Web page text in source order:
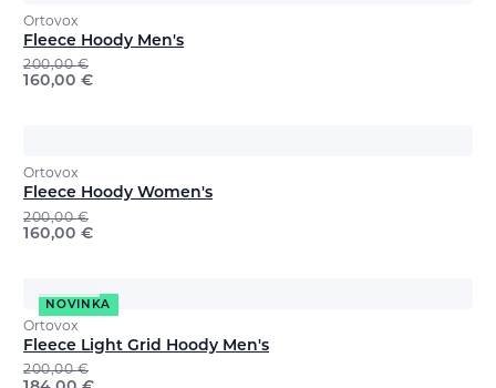
Ortovox
Fleece Hoody Men's
200,00€
160,00 €
Ortovox
Fleece Hoody Women's
200,00€
160,00 €
NOVINKA
Ortovox
Fleece Light Grid Hoody Men's
200,00€